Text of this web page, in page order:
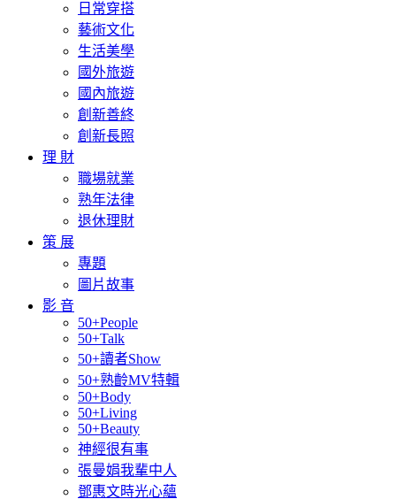
日常穿搭
藝術文化
生活美學
國外旅遊
國內旅遊
創新善終
創新長照
理 財
職場就業
熟年法律
退休理財
策 展
專題
圖片故事
影 音
50+People
50+Talk
50+讀者Show
50+熟齡MV特輯
50+Body
50+Living
50+Beauty
神經很有事
張曼娟我輩中人
鄧惠文時光心蘊